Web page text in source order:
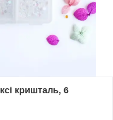
кришталь, 6